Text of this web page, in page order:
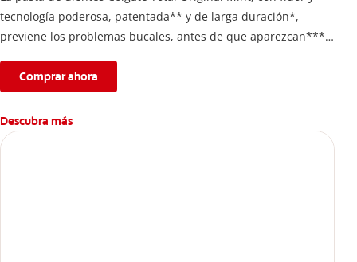
tecnología poderosa, patentada** y de larga duración*,
previene los problemas bucales, antes de que aparezcan****.
completa limpieza dental.
*Con el cepillado 2 veces por día y uso continuo por 4
semanas.
**Patentada en Estados Unidos.
Comprar ahora
Descubra más